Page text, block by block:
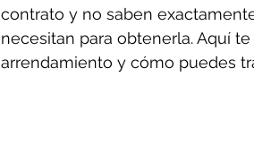
contrato y no saben
necesitan para obtenerla. Aquí
arrendamiento y cómo puedes